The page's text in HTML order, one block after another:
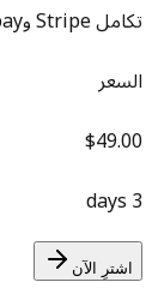
تكامل Stripe وRazorpay وPayPal والبوابات الإقليمية مع webhooks واستردادات صحيحة.
السعر
$49.00
3 days
اشترِ الآن